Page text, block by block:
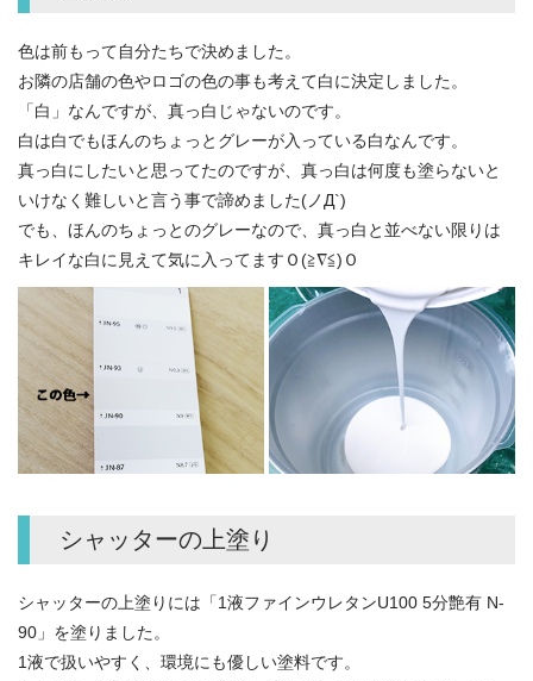
色は前もって自分たちで決めました。
お隣の店舗の色やロゴの色の事も考えて白に決定しました。
「白」なんですが、真っ白じゃないのです。
白は白でもほんのちょっとグレーが入っている白なんです。
真っ白にしたいと思ってたのですが、真っ白は何度も塗らないと
いけなく難しいと言う事で諦めました(ノД`)
でも、ほんのちょっとのグレーなので、真っ白と並べない限りは
キレイな白に見えて気に入ってますＯ(≧∇≦)Ｏ
シャッターの上塗り
シャッターの上塗りには「1液ファインウレタンU100 5分艶有 N-
90」を塗りました。
1液で扱いやすく、環境にも優しい塗料です。